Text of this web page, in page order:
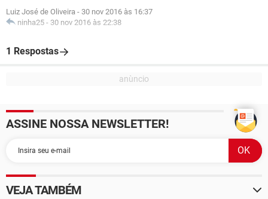
Luiz José de Oliveira - 30 nov 2016 às 16:37
ninha25 - 30 nov 2016 às 22:38
1 Respostas
ASSINE NOSSA NEWSLETTER!
VEJA TAMBÉM